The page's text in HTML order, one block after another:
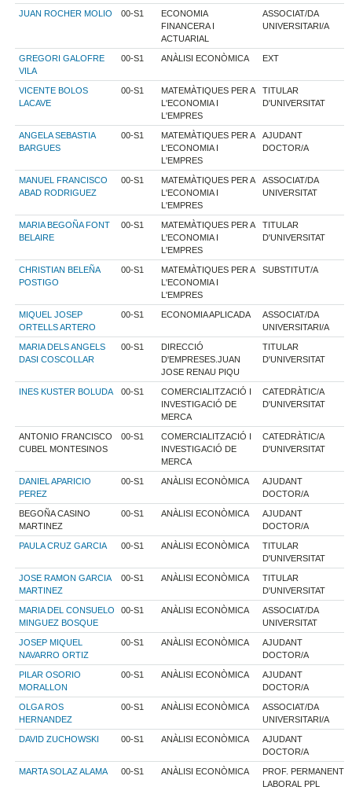
JUAN ROCHER MOLIO 00-S1
ECONOMIA
FINANCERA I
ACTUARIAL
ASSOCIAT/DA
UNIVERSITARI/A
GREGORI GALOFRE
VILA
00-S1 ANÀLISI ECONÒMICA EXT
VICENTE BOLOS
LACAVE
00-S1
MATEMÀTIQUES PER A
L'ECONOMIA I
L'EMPRES
TITULAR
D'UNIVERSITAT
ANGELA SEBASTIA
BARGUES
00-S1
MATEMÀTIQUES PER A
L'ECONOMIA I
L'EMPRES
AJUDANT
DOCTOR/A
MANUEL FRANCISCO
ABAD RODRIGUEZ
00-S1
MATEMÀTIQUES PER A
L'ECONOMIA I
L'EMPRES
ASSOCIAT/DA
UNIVERSITAT
MARIA BEGOÑA FONT
BELAIRE
00-S1
MATEMÀTIQUES PER A
L'ECONOMIA I
L'EMPRES
TITULAR
D'UNIVERSITAT
CHRISTIAN BELEÑA
POSTIGO
00-S1
MATEMÀTIQUES PER A
L'ECONOMIA I
L'EMPRES
SUBSTITUT/A
MIQUEL JOSEP
ORTELLS ARTERO
00-S1 ECONOMIA APLICADA
ASSOCIAT/DA
UNIVERSITARI/A
MARIA DELS ANGELS
DASI COSCOLLAR
00-S1
DIRECCIÓ
D'EMPRESES.JUAN
JOSE RENAU PIQU
TITULAR
D'UNIVERSITAT
INES KUSTER BOLUDA 00-S1
COMERCIALITZACIÓ I
INVESTIGACIÓ DE
MERCA
CATEDRÀTIC/A
D'UNIVERSITAT
ANTONIO FRANCISCO
CUBEL MONTESINOS
00-S1
COMERCIALITZACIÓ I
INVESTIGACIÓ DE
MERCA
CATEDRÀTIC/A
D'UNIVERSITAT
DANIEL APARICIO
PEREZ
00-S1 ANÀLISI ECONÒMICA
AJUDANT
DOCTOR/A
BEGOÑA CASINO
MARTINEZ
00-S1 ANÀLISI ECONÒMICA
AJUDANT
DOCTOR/A
PAULA CRUZ GARCIA 00-S1 ANÀLISI ECONÒMICA
TITULAR
D'UNIVERSITAT
JOSE RAMON GARCIA
MARTINEZ
00-S1 ANÀLISI ECONÒMICA
TITULAR
D'UNIVERSITAT
MARIA DEL CONSUELO
MINGUEZ BOSQUE
00-S1 ANÀLISI ECONÒMICA
ASSOCIAT/DA
UNIVERSITAT
JOSEP MIQUEL
NAVARRO ORTIZ
00-S1 ANÀLISI ECONÒMICA
AJUDANT
DOCTOR/A
PILAR OSORIO
MORALLON
00-S1 ANÀLISI ECONÒMICA
AJUDANT
DOCTOR/A
OLGA ROS
HERNANDEZ
00-S1 ANÀLISI ECONÒMICA
ASSOCIAT/DA
UNIVERSITARI/A
DAVID ZUCHOWSKI 00-S1 ANÀLISI ECONÒMICA
AJUDANT
DOCTOR/A
MARTA SOLAZ ALAMA 00-S1 ANÀLISI ECONÒMICA
PROF. PERMANENT
LABORAL PPL